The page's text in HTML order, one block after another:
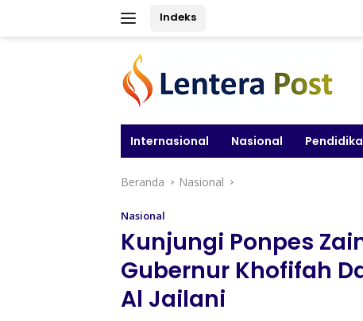
Indeks
Internasional Nasional
Beranda Nasional
Nasional
Kunjungi Ponpes
Gubernur Khofifah
Al Jailani